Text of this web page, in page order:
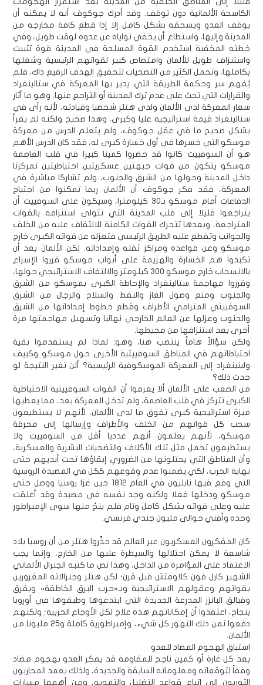
الكاسحة الألمانية دون توقف. وقد أدرك جوكوف أنه لا يمكنه أن
يوقف العدو ويسحقه بشكل كامل إلا إذا قطع كافة مخارجه من
المدينة وإليها، واستطاع أن يخفي نواياه عن عدوه لوقت طويل، وفي
خطته المخفية استخدم القوة المسلحة في المدينة قوة تثبيت
واستنزاف طويل للألمان وامتصاص كبير لقواتهم الرئيسية وشغلها
بكاملها، وتحمل الكثير من التضحيات لتحقيق الهدف الرفيع ذاك، فلم
يُفهم سر وحكمة الطريقة التي يدير بها المعركة في ستالينغراد
والقرارات التي تحث على عدم ترك المدينة أو التراجع عنها، وهو ما أثار
سعار المعركة لدى الألمان ولدى هتلر شخصيا وقيادته، لأنه رأى في
ستالينغراد قيمة استراتيجية عليا وكبرى، وهذا صحيح ولكنه لم يقرأ
بشكل صحيح ما في عقل جوكوف، ولم يتعلم الدرس من معركة
موسكو التي خسرها في أول خسارة كبرى له، فقد كان الدرس الأهم
هو أن السوفييت كانوا قد حضروا كمينا كبيرا في قلب العاصمة
موسكو يتكون من قوات جبهتين عسكريتين احتياطيتين تمركزتا
داخل المدينة وحولها من الشرق والجنوب، ولم تشاركا مباشرة في
المعركة، فقد فكر جوكوف أن الألمان ربما تمكنوا من اجتياح
الدفاعات أمام موسكو بـ30 كيلومترا، وسيكون على السوفييت أن
يتراجعوا قليلا إلى قلب المدينة التي تتولى استنزافه بالقوات
المتراجعة، وبعدها تتحرك القوات الكامنة للالتفاف عليه من الخلف
والجوانب وتقطع عليه الطريق الرئيسي فتعزله عن قواته الكبرى خارج
موسكو وعن قواعده ومراكز ثقله وإمداداته. لكن الألمان بعد أن
تكبدوا هم الخسارة والهزيمة على أبواب موسكو قرروا الإسراع
بالانسحاب خارج موسكو 300 كيلومتر والالتفاف الاستراتيجي حولها،
وقرروا مهاجمة ستالينغراد والإحاطة الكبرى بموسكو من الشرق
والجنوب ومنع وصول الغاز والنفط والسلاح والرجال من الشرق
السوفييتي المترامي الأطراف وقطع خطوط إمداداتها من الشرق
والجنوب وعزلها عن العالم الخارجي نهائيا وتسهيل مهاجمتها مرة
أخرى بعد استنزافها من محيطها.
ولكن سؤالاً هاماً ينتصب هنا، وهو: لماذا لم يستقدموا بقية
احتياطاتهم في المناطق السوفييتية الأخرى حول موسكو وكييف
ولينينغراد إلى المعركة الموسكوفية الرئيسية؟ ألن تغير النتيجة لو
حدث ذلك؟
من الصعب على الألمان ألا يعرفوا أن القوات السوفييتية الاحتياطية
الكبرى تتركز في قلب العاصمة، ولم تدخل المعركة بعد، مما يعطيها
ميزة استراتيجية كبرى تفوق ما لدى الألمان، لأنهم لا يستطيعون
سحب كل قواتهم من الخلف والأطراف وإرسالها إلى محرقة
موسكو، لأنهم يعلمون أنهم عدديا أقل من السوفييت ولا
يستطيعون تحمل مثل تلك الأكلاف والتضحيات البشرية والعسكرية،
وأن المناطق التي يحتلونها من الضروري إبقاؤها تحت أيديهم حتى
نهاية الحرب، لكي يضمنوا عدم وقوعهم ككل في المصيدة الروسية
التي وقع فيها نابليون في العام 1812 حين غزا روسيا ووصل حتى
موسكو ودخلها فعلا ولكنه وجد نفسه في مصيدة وقد أغلقت
عليه وعلى قواته بشكل كامل وتام فلم ينجُ منها سوى الإمبراطور
وحده وأفني حوالى مليون جندي فرنسي.
كان المفكرون العسكريون عبر العالم قد حذَّروا هتلر من أن روسيا بلاد
شاسعة لا يمكن احتلالها والسيطرة عليها من الخارج، وإنما يجب
الاعتماد على المؤامرة من الداخل، وهذا نص ما كتبه الجنرال الألماني
الشهير كارل فون كلاوفتش قبل قرن؛ لكن هتلر وجنرالاته المغرورين
بقواتهم وعقولهم الاستراتيجية وبـ«حرب البرق الخاطفة» وبفرق
وفيالق البانزر المدرعة الجديدة التي ابتدعوها وطبقوها في أوروبا
بنجاح، اعتقدوا أن إمكاناتهم هذه علاج لكل الأوجاع الحربية؛ ولكنهم
دفعوا ثمن ذلك التهور كل شيء، وإمبراطورية كاملة و25 مليونا من
الألمان.
استباق الهجوم المضاد للعدو
بعد كل غارة أو كمين ناجح للمقاومة قد يفكر العدو بهجوم مضاد
وفقاً لتوقعاته ومعلوماته السابقة والجديدة، ولذلك يعمد المحاربون
الثوريون إلى اتباع قواعد التضليل والتمويه، ومن أهمها مسارات